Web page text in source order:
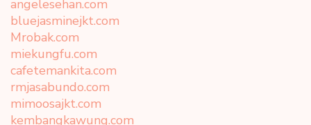
angelesehan.com
bluejasminejkt.com
Mrobak.com
miekungfu.com
cafetemankita.com
rmjasabundo.com
mimoosajkt.com
kembangkawung.com